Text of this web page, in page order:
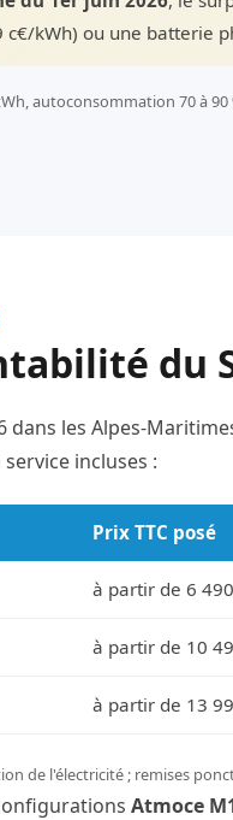
kWh) ou une batterie
autoconsommation 70 à
du
dans les Alpes-
incluses :
Prix TTC posé
à partir de 6
à partir de 10
à partir de 13
de l'électricité ; remises
Atmoce